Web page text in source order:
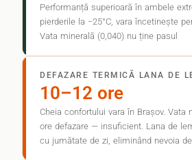
Performanță superioară în ambele
pierderile la −25°C, vara încetinește
Vata minerală (0,040) nu ține pasul
DEFAZARE TERMICĂ LANA DE
10–12 ore
Cheia confortului vara în Brașov. Vata
ore defazare — insuficient. Lana de
cu jumătate de zi, eliminând nevoia